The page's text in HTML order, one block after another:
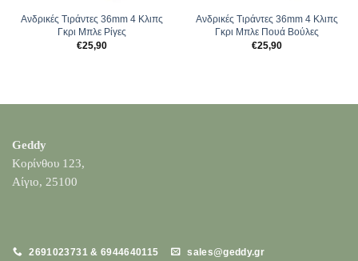
Ανδρικές Tιράντες 36mm 4 Κλιπς
Γκρι Μπλε Ρίγες
€25,90
Ανδρικές Tιράντες 36mm 4 Κλιπς
Γκρι Μπλε Πουά Βούλες
€25,90
Geddy
Κορίνθου 123,
Αίγιο, 25100
2691023731 & 6944640115 sales@geddy.gr